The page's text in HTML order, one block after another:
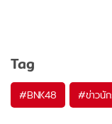
Tag
#BNK48 #ข่าวนั